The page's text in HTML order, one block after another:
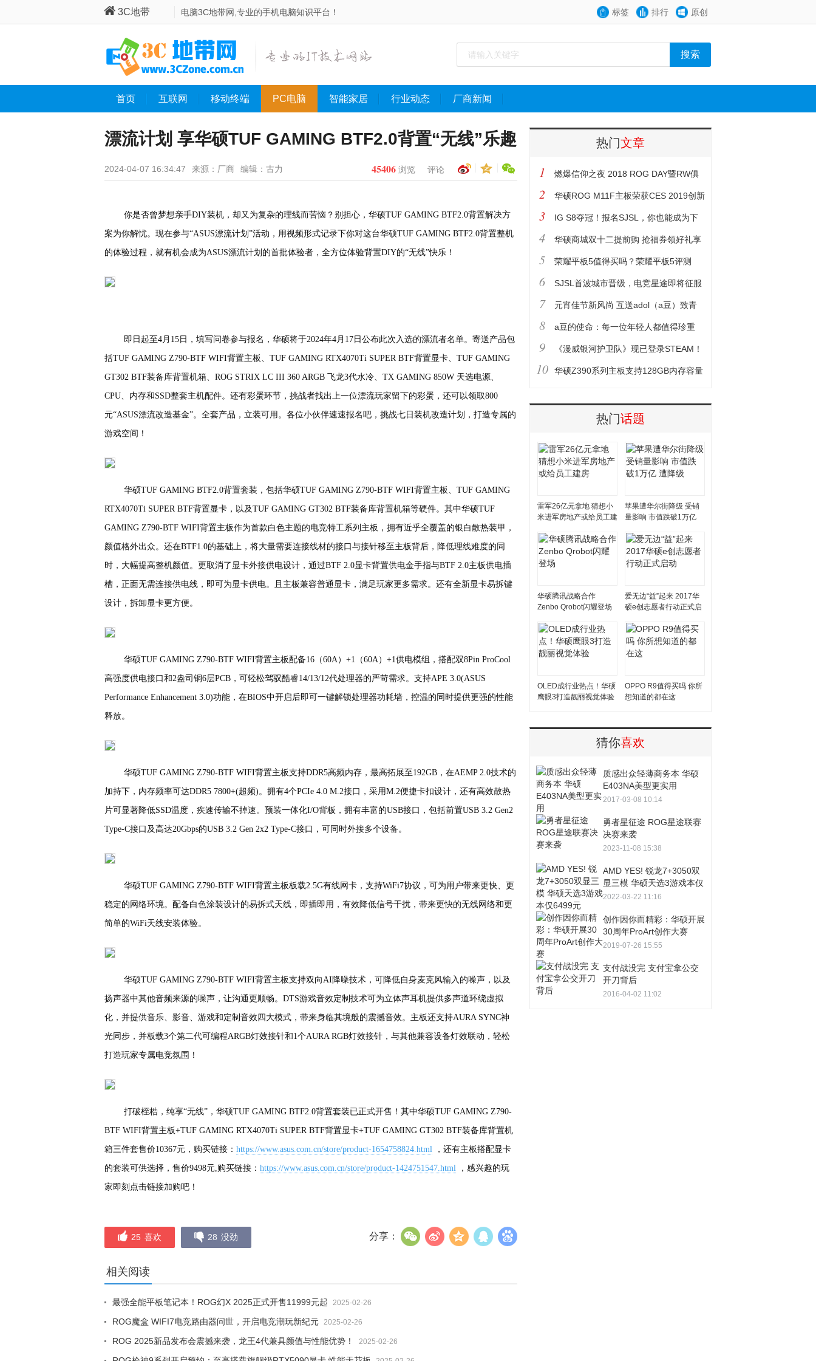
3C地带 电脑3C地带网,专业的手机电脑知识平台！ 标签 排行 原创
首页 互联网 移动终端 PC电脑 智能家居 行业动态 厂商新闻
漂流计划 享华硕TUF GAMING BTF2.0背置“无线”乐趣
2024-04-07 16:34:47 来源：厂商 编辑：古力 45406 浏览 评论
你是否曾梦想亲手DIY装机，却又为复杂的理线而苦恼？别担心，华硕TUF GAMING BTF2.0背置解决方
案为你解忧。现在参与“ASUS漂流计划”活动，用视频形式记录下你对这台华硕TUF GAMING BTF2.0背置整机
的体验过程，就有机会成为ASUS漂流计划的首批体验者，全方位体验背置DIY的“无线”快乐！
即日起至4月15日，填写问卷参与报名，华硕将于2024年4月17日公布此次入选的漂流者名单。寄送产品包
括TUF GAMING Z790-BTF WIFI背置主板、TUF GAMING RTX4070Ti SUPER BTF背置显卡、TUF GAMING
GT302 BTF装备库背置机箱、ROG STRIX LC III 360 ARGB 飞龙3代水冷、TX GAMING 850W 天选电源、
CPU、内存和SSD整套主机配件。还有彩蛋环节，挑战者找出上一位漂流玩家留下的彩蛋，还可以领取800
元“ASUS漂流改造基金”。全套产品，立装可用。各位小伙伴速速报名吧，挑战七日装机改造计划，打造专属的
游戏空间！
华硕TUF GAMING BTF2.0背置套装，包括华硕TUF GAMING Z790-BTF WIFI背置主板、TUF GAMING
RTX4070Ti SUPER BTF背置显卡，以及TUF GAMING GT302 BTF装备库背置机箱等硬件。其中华硕TUF
GAMING Z790-BTF WIFI背置主板作为首款白色主题的电竞特工系列主板，拥有近乎全覆盖的银白散热装甲，
颜值格外出众。还在BTF1.0的基础上，将大量需要连接线材的接口与接针移至主板背后，降低理线难度的同
时，大幅提高整机颜值。更取消了显卡外接供电设计，通过BTF 2.0显卡背置供电金手指与BTF 2.0主板供电插
槽，正面无需连接供电线，即可为显卡供电。且主板兼容普通显卡，满足玩家更多需求。还有全新显卡易拆键
设计，拆卸显卡更方便。
华硕TUF GAMING Z790-BTF WIFI背置主板配备16（60A）+1（60A）+1供电模组，搭配双8Pin ProCool
高强度供电接口和2盎司铜6层PCB，可轻松驾驭酷睿14/13/12代处理器的严苛需求。支持APE 3.0(ASUS
Performance Enhancement 3.0)功能，在BIOS中开启后即可一键解锁处理器功耗墙，控温的同时提供更强的性能
释放。
华硕TUF GAMING Z790-BTF WIFI背置主板支持DDR5高频内存，最高拓展至192GB，在AEMP 2.0技术的
加持下，内存频率可达DDR5 7800+(超频)。拥有4个PCIe 4.0 M.2接口，采用M.2便捷卡扣设计，还有高效散热
片可显著降低SSD温度，疾速传输不掉速。预装一体化I/O背板，拥有丰富的USB接口，包括前置USB 3.2 Gen2
Type-C接口及高达20Gbps的USB 3.2 Gen 2x2 Type-C接口，可同时外接多个设备。
华硕TUF GAMING Z790-BTF WIFI背置主板板载2.5G有线网卡，支持WiFi7协议，可为用户带来更快、更
稳定的网络环境。配备白色涂装设计的易拆式天线，即插即用，有效降低信号干扰，带来更快的无线网络和更
简单的WiFi天线安装体验。
华硕TUF GAMING Z790-BTF WIFI背置主板支持双向AI降噪技术，可降低自身麦克风输入的噪声，以及
扬声器中其他音频来源的噪声，让沟通更顺畅。DTS游戏音效定制技术可为立体声耳机提供多声道环绕虚拟
化，并提供音乐、影音、游戏和定制音效四大模式，带来身临其境般的震撼音效。主板还支持AURA SYNC神
光同步，并板载3个第二代可编程ARGB灯效接针和1个AURA RGB灯效接针，与其他兼容设备灯效联动，轻松
打造玩家专属电竞氛围！
打破桎梏，纯享“无线”，华硕TUF GAMING BTF2.0背置套装已正式开售！其中华硕TUF GAMING Z790-
BTF WIFI背置主板+TUF GAMING RTX4070Ti SUPER BTF背置显卡+TUF GAMING GT302 BTF装备库背置机
箱三件套售价10367元，购买链接： https://www.asus.com.cn/store/product-1654758824.html ，还有主板搭配显卡
的套装可供选择，售价9498元,购买链接： https://www.asus.com.cn/store/product-1424751547.html ，感兴趣的玩
家即刻点击链接加购吧！
分享：
25 喜欢 28 没劲
相关阅读
最强全能平板笔记本！ROG幻X 2025正式开售11999元起 2025-02-26
ROG魔盒 WIFI7电竞路由器问世，开启电竞潮玩新纪元 2025-02-26
ROG 2025新品发布会震撼来袭，龙王4代兼具颜值与性能优势！ 2025-02-26
热门文章
1 燃爆信仰之夜 2018 ROG DAY暨RW俱
乐部周年庆生会
2 华硕ROG M11F主板荣获CES 2019创新
大奖
3 IG S8夺冠！报名SJSL，你也能成为下
一位英雄
4 华硕商城双十二提前购 抢福券领好礼享
大优惠
5 荣耀平板5值得买吗？荣耀平板5评测
6 SJSL首波城市晋级，电竞星途即将征服
7 元宵佳节新风尚 互送adol（a豆）致青
春
8 a豆的使命：每一位年轻人都值得珍重
9 《漫威银河护卫队》现已登录STEAM！
用这套配置
10 华硕Z390系列主板支持128GB内存容量
热门话题
雷军26亿元拿地 猜想小
米进军房地产或给员工建
苹果遭华尔街降级 受销
量影响 市值跌破1万亿
华硕腾讯战略合作
Zenbo Qrobot闪耀登场
爱无边“益”起来 2017华
硕e创志愿者行动正式启
OLED成行业热点！华硕
鹰眼3打造靓丽视觉体验
OPPO R9值得买吗 你所
想知道的都在这
猜你喜欢
质感出众轻薄商务本 华硕
E403NA美型更实用
2017-03-08 10:14
勇者星征途 ROG星途联赛
决赛来袭
2023-11-08 15:38
AMD YES! 锐龙7+3050双
显三模 华硕天选3游戏本仅
6499元
2022-03-22 11:16
创作因你而精彩：华硕开展
30周年ProArt创作大赛
2019-07-26 15:55
支付战没完 支付宝拿公交
开刀背后
2016-04-02 11:02